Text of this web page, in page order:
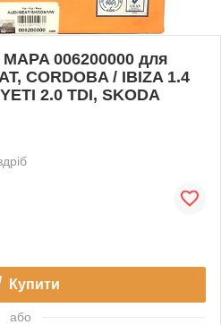
006200000 для
CORDOBA / IBIZA 1.4
2.0 TDI, SKODA
Купити
або